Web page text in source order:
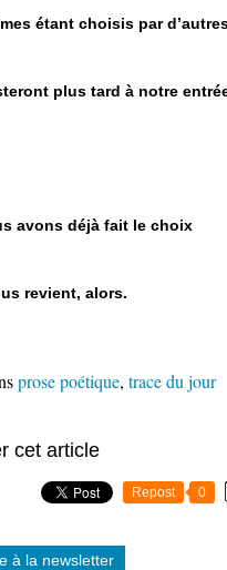
étant choisis par
plus tard à notre
avons déjà fait le choix
revient, alors.
prose poétique, trace du jour
cet article
Repost 0
à la newsletter